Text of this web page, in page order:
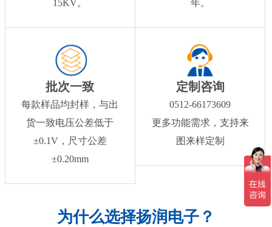
15KV。 年。
批次一致
每款样品均封样，与出
货一致电压公差低于
±0.1V，尺寸公差
±0.20mm
定制咨询
0512-66173609
更多功能需求，支持来
图来样定制
为什么选择扬润电子？